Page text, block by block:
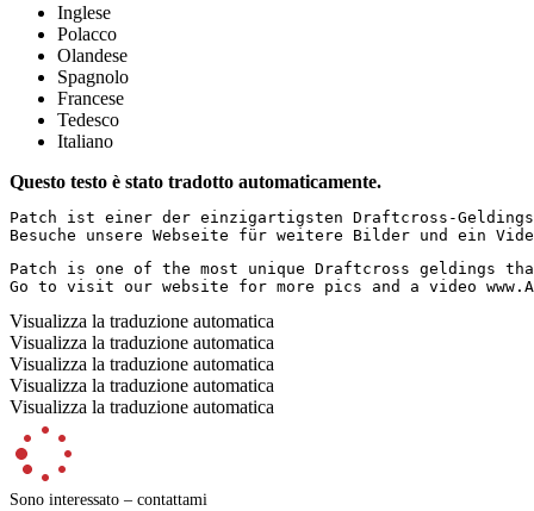
Inglese
Polacco
Olandese
Spagnolo
Francese
Tedesco
Italiano
Questo testo è stato tradotto automaticamente.
Patch ist einer der einzigartigsten Draftcross-
Besuche unsere Webseite für weitere Bilder und ein
Patch is one of the most unique Draftcross geldings
Go to visit our website for more pics and a video
Visualizza la traduzione automatica
Visualizza la traduzione automatica
Visualizza la traduzione automatica
Visualizza la traduzione automatica
Visualizza la traduzione automatica
Sono interessato – contattami